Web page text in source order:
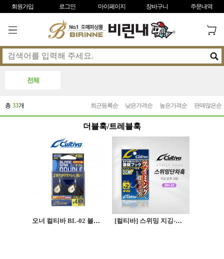
회원가입 로그인 마이페이지 장바구니 주문내역
전체
총 33개 최근등록순 낮은가격순 높은가격순 판매많은순
더블훅/트레블훅
오너 컬티바 BL-02 블레이드 스핀 더블 루어훅 [컬티바] 스위밍 지깅-어시스트 단차훅(DH-22) 원투지깅대응